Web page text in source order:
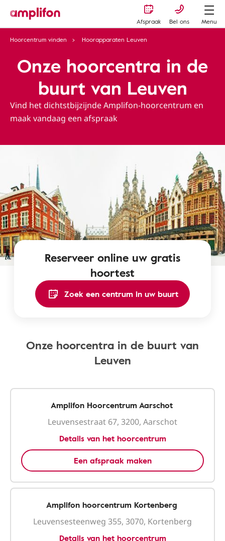
Afspraak Bel ons
Menu
Hoorcentrum vinden
Hoorapparaten Leuven
Onze hoorcentra in de
buurt van Leuven
Vind het dichtstbijzijnde Amplifon-hoorcentrum en
maak vandaag een afspraak
Reserveer online uw gratis
hoortest
Zoek een centrum in uw buurt
Onze hoorcentra in de buurt van
Leuven
Amplifon Hoorcentrum Aarschot
Leuvensestraat 67, 3200, Aarschot
Details van het hoorcentrum
Een afspraak maken
Amplifon hoorcentrum Kortenberg
Leuvensesteenweg 355, 3070, Kortenberg
Details van het hoorcentrum